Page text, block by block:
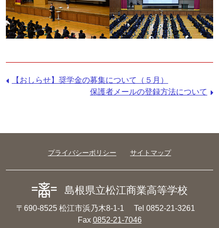
前
【おしらせ】奨学金の募集について（５月）
次
保護者メールの登録方法について
プライバシーポリシー サイトマップ
島根県立松江商業高等学校
〒690-8525 松江市浜乃木8-1-1
Tel 0852-21-3261
Fax 0852-21-7046